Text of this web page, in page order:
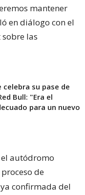
mantener
en diálogo con el
las
celebra su pase de
Bull: "Era el
para un nuevo
autódromo
de
confirmada del